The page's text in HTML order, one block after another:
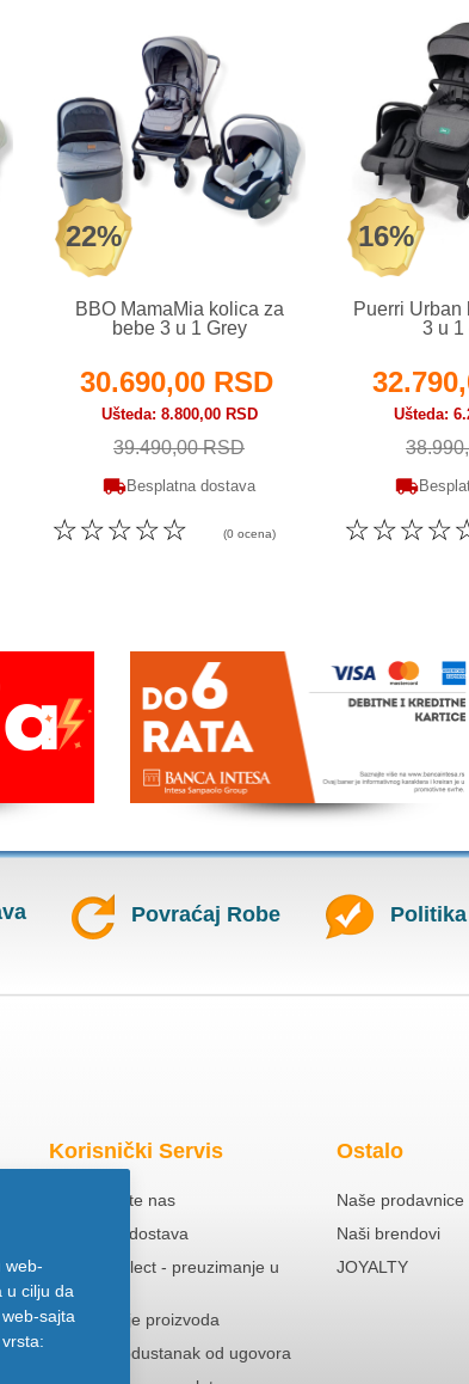
22%
BBO MamaMia kolica za
bebe 3 u 1 Grey
30.690,00 RSD
Ušteda 8.800,00 RSD
39.490,00 RSD
Besplatna dostava
☆
☆
☆
☆
☆ (0 ocena)
16%
Puerri Urban
3 u 1
Ušteda
☆
☆
☆
☆
Povraćaj Robe
Korisnički Servis
Kontaktirajte nas
Besplatna dostava
Click & Collect - preuzimanje u
prodavnici
Reklamacije proizvoda
Pravo na odustanak od ugovora
Ostalo
Naše prodavnice
Naši brendovi
JOYALTY
web-
u cilju da
sajta